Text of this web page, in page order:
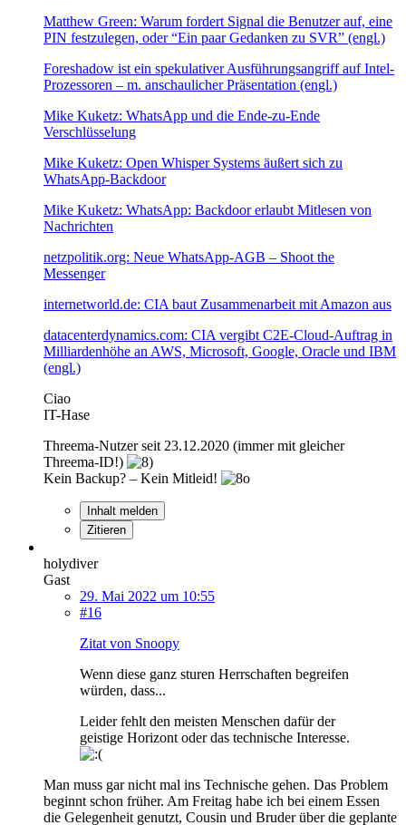
Matthew Green: Warum fordert Signal die Benutzer auf, eine
PIN festzulegen, oder “Ein paar Gedanken zu SVR” (engl.)
Foreshadow ist ein spekulativer Ausführungsangriff auf Intel-
Prozessoren – m. anschaulicher Präsentation (engl.)
Mike Kuketz: WhatsApp und die Ende-zu-Ende
Verschlüsselung
Mike Kuketz: Open Whisper Systems äußert sich zu
WhatsApp-Backdoor
Mike Kuketz: WhatsApp: Backdoor erlaubt Mitlesen von
Nachrichten
netzpolitik.org: Neue WhatsApp-AGB – Shoot the
Messenger
internetworld.de: CIA baut Zusammenarbeit mit Amazon aus
datacenterdynamics.com: CIA vergibt C2E-Cloud-Auftrag in
Milliardenhöhe an AWS, Microsoft, Google, Oracle und IBM
(engl.)
Ciao
IT-Hase
Threema-Nutzer seit 23.12.2020 (immer mit gleicher
Threema-ID!)
Kein Backup? – Kein Mitleid!
Inhalt melden
Zitieren
holydiver
Gast
29. Mai 2022 um 10:55
#16
Zitat von Snoopy
Wenn diese ganz sturen Herrschaften begreifen
würden, dass...
Leider fehlt den meisten Menschen dafür der
geistige Horizont oder das technische Interesse.
Man muss gar nicht mal ins Technische gehen. Das Problem
beginnt schon früher. Am Freitag habe ich bei einem Essen
die Gelegenheit genutzt, Cousin und Bruder über die geplante